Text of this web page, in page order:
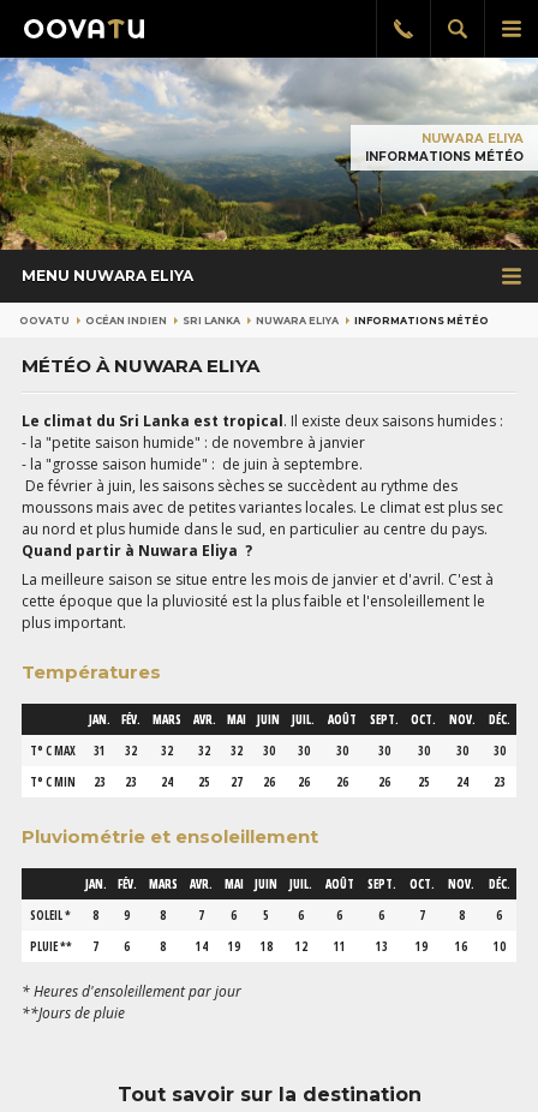
le
Afficher
la
Rappel
gratuit
NUWARA ELIYA
INFORMATIONS MÉTÉO
MENU NUWARA ELIYA
OOVATU OCÉAN INDIEN SRI LANKA NUWARA ELIYA INFORMATIONS MÉTÉO
MÉTÉO À NUWARA ELIYA
Le climat du Sri Lanka est tropical. Il existe deux saisons humides :
- la "petite saison humide" : de novembre à janvier
- la "grosse saison humide" : de juin à septembre.
De février à juin, les saisons sèches se succèdent au rythme des
moussons mais avec de petites variantes locales. Le climat est plus sec
au nord et plus humide dans le sud, en particulier au centre du pays.
Quand partir à Nuwara Eliya ?
La meilleure saison se situe entre les mois de janvier et d'avril. C'est à
cette époque que la pluviosité est la plus faible et l'ensoleillement le
plus important.
Températures
JAN. FÉV. MARS AVR. MAI JUIN JUIL. AOÛT SEPT. OCT. NOV.
DÉC.
T° C MAX
31 32 32 32 32 30 30 30 30 30 30
30
T° C MIN
23 23 24 25 27 26 26 26 26 25 24 23
Pluviométrie et ensoleillement
JAN. FÉV. MARS AVR. MAI JUIN JUIL. AOÛT SEPT. OCT. NOV.
DÉC.
SOLEIL *
8 9 8 7 6 5 6 6 6 7 8
6
PLUIE **
7 6 8 14 19 18 12 11 13 19 16 10
* Heures d'ensoleillement par jour
**Jours de pluie
Tout savoir sur la destination